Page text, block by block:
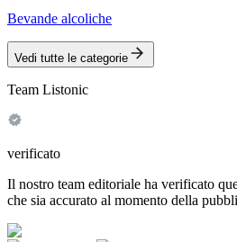
Bevande alcoliche
Vedi tutte le categorie
Team Listonic
verificato
Il nostro team editoriale ha verificato
che sia accurato al momento della